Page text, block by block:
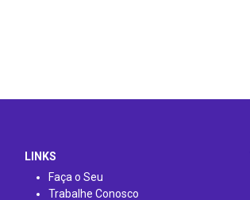
LINKS
Faça o Seu
Trabalhe Conosco